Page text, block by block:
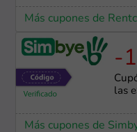
Más cupones de
-
las
Más cupones de